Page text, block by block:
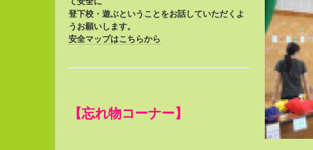
登下校・遊ぶと いうことをお話していただくよ
うお願いし ます。
安全マップはこちらから
【忘れ物コーナー】